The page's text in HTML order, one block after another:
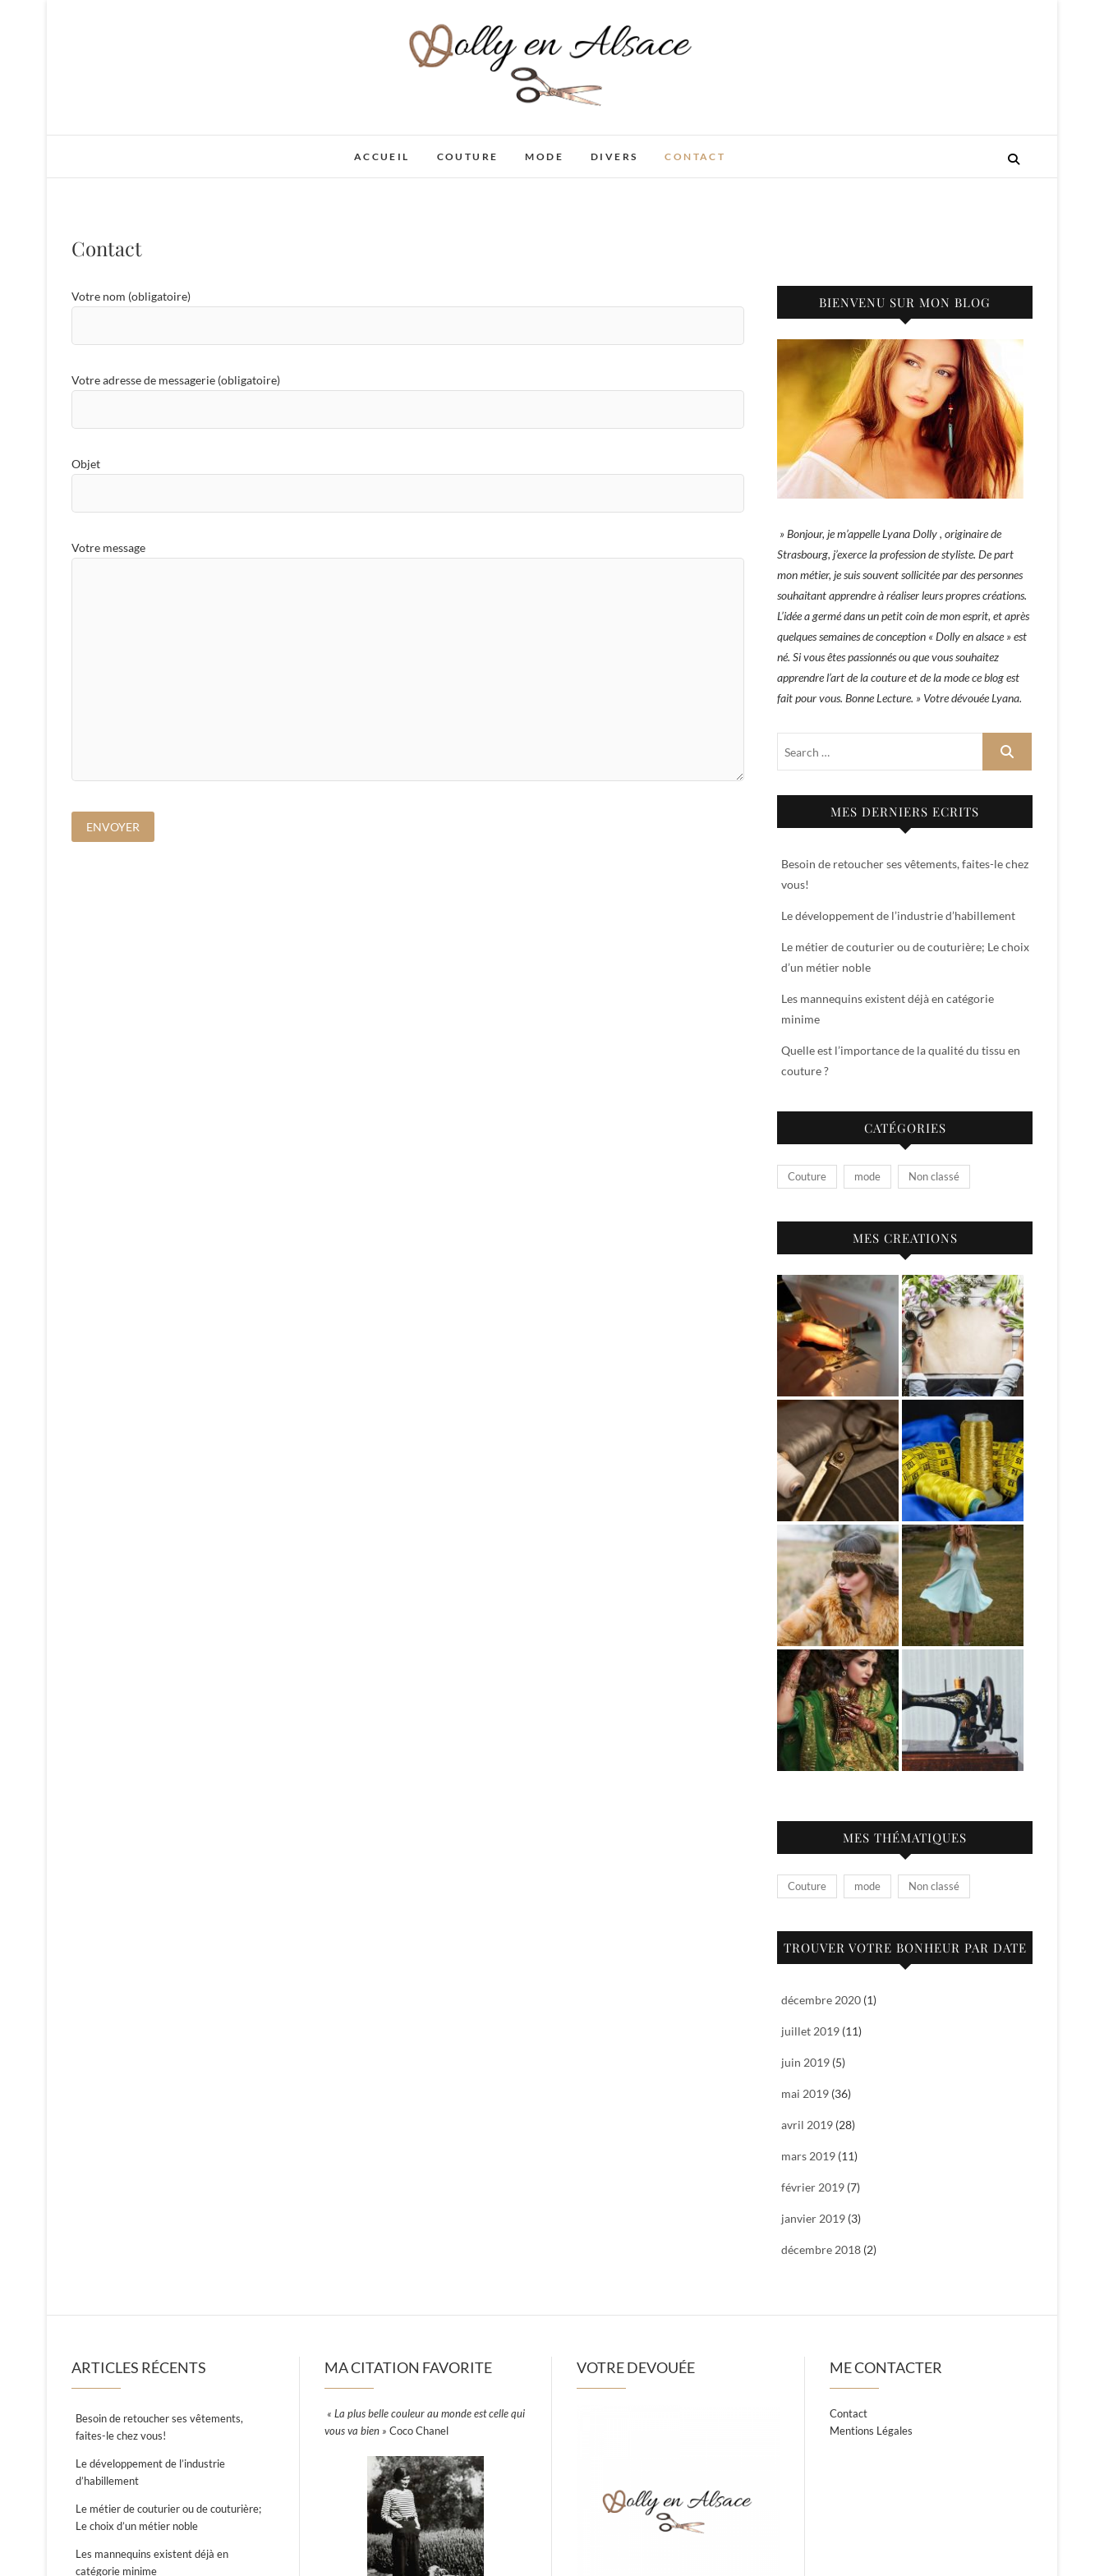
Dolly en Alsace
ACCUEIL COUTURE MODE DIVERS CONTACT
Contact
Votre nom (obligatoire)
Votre adresse de messagerie (obligatoire)
Objet
Votre message
BIENVENU SUR MON BLOG
» Bonjour, je m’appelle Lyana Dolly , originaire de
Strasbourg, j’exerce la profession de styliste. De part
mon métier, je suis souvent sollicitée par des personnes
souhaitant apprendre à réaliser leurs propres créations.
L’idée a germé dans un petit coin de mon esprit, et après
quelques semaines de conception « Dolly en alsace » est
né. Si vous êtes passionnés ou que vous souhaitez
apprendre l’art de la couture et de la mode ce blog est
fait pour vous. Bonne Lecture. » Votre dévouée Lyana.
MES DERNIERS ECRITS
Besoin de retoucher ses vêtements, faites-le chez
vous!
Le développement de l’industrie d’habillement
Le métier de couturier ou de couturière; Le choix
d’un métier noble
Les mannequins existent déjà en catégorie
minime
Quelle est l’importance de la qualité du tissu en
couture ?
CATÉGORIES
Couture mode Non classé
MES CREATIONS
MES THÉMATIQUES
Couture mode Non classé
TROUVER VOTRE BONHEUR PAR DATE
décembre 2020 (1)
juillet 2019 (11)
juin 2019 (5)
mai 2019 (36)
avril 2019 (28)
mars 2019 (11)
février 2019 (7)
janvier 2019 (3)
décembre 2018 (2)
ARTICLES RÉCENTS
Besoin de retoucher ses vêtements,
faites-le chez vous!
Le développement de l’industrie
d’habillement
Le métier de couturier ou de couturière;
Le choix d’un métier noble
Les mannequins existent déjà en
catégorie minime
MA CITATION FAVORITE
« La plus belle couleur au monde est celle qui
vous va bien » Coco Chanel
VOTRE DEVOUÉE ME CONTACTER
Contact
Mentions Légales